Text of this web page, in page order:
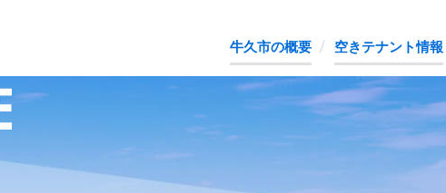
牛久市の概要
空きテナント情報